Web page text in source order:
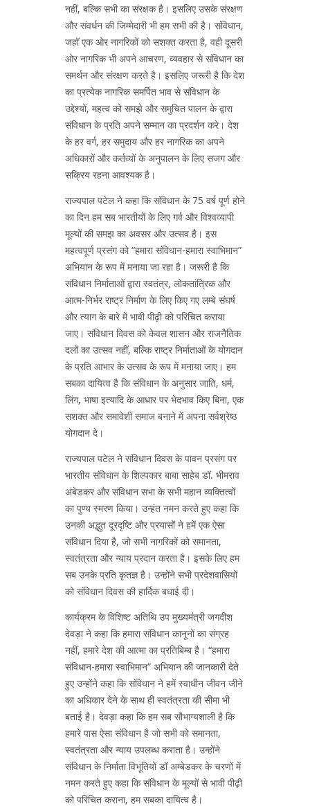
नहीं, बल्कि सभी का संरक्षक है। इसलिए उसके संरक्षण
और संवर्धन की जिम्मेदारी भी हम सभी की है। संविधान,
जहॉ एक ओर नागरिकों को सशक्त करता है, वही दूसरी
ओर नागरिक भी अपने आचरण, व्यवहार से संविधान का
समर्थन और संरक्षण करते है। इसलिए जरूरी है कि देश
का प्रत्येक नागरिक समर्पित भाव से संविधान के
उद्देश्यों, महत्व को समझे और समुचित पालन के द्वारा
संविधान के प्रति अपने सम्मान का प्रदर्शन करे। देश
के हर वर्ग, हर समुदाय और हर नागरिक का अपने
अधिकारों और कर्तव्यों के अनुपालन के लिए सजग और
सक्रिय रहना आवश्यक है।
राज्यपाल पटेल ने कहा कि संविधान के 75 वर्ष पूर्ण होने
का दिन हम सब भारतीयों के लिए गर्व और विश्वव्यापी
मूल्यों की समझ का अवसर और उत्सव है। इस
महत्वपूर्ण प्रसंग को “हमारा संविधान-हमारा स्वाभिमान”
अभियान के रूप में मनाया जा रहा है। जरूरी है कि
संविधान निर्माताओं द्वारा स्वतंत्र, लोकतांत्रिक और
आत्म-निर्भर राष्ट्र निर्माण के लिए किए गए लम्बे संघर्ष
और त्याग के बारे में भावी पीढ़ी को परिचित कराया
जाए। संविधान दिवस को केवल शासन और राजनैतिक
दलों का उत्सव नहीं, बल्कि राष्ट्र निर्माताओं के योगदान
के प्रति आभार के उत्सव के रूप में मनाया जाए। हम
सबका दायित्व है कि संविधान के अनुसार जाति, धर्म,
लिंग, भाषा इत्यादि के आधार पर भेदभाव किए बिना, एक
सशक्त और समावेशी समाज बनाने में अपना सर्वश्रेष्ठ
योगदान दे।
राज्यपाल पटेल ने संविधान दिवस के पावन प्रसंग पर
भारतीय संविधान के शिल्पकार बाबा साहेब डॉ. भीमराव
अंबेडकर और संविधान सभा के सभी महान व्यक्तित्वों
का पुण्य स्मरण किया। उन्हंत नमन करते हुए कहा कि
उनकी अद्भुत दूरदृष्टि और प्रयासों ने हमें एक ऐसा
संविधान दिया है, जो सभी नागरिकों को समानता,
स्वतंत्रता और न्याय प्रदान करता है। इसके लिए हम
सब उनके प्रति कृतज्ञ है। उन्होंने सभी प्रदेशवासियों
को संविधान दिवस की हार्दिक बधाई दी।
कार्यक्रम के विशिष्ट अतिथि उप मुख्यमंत्री जगदीश
देवड़ा ने कहा कि हमारा संविधान कानूनों का संग्रह
नहीं, हमारे देश की आत्मा का प्रतिबिम्ब है। “हमारा
संविधान-हमारा स्वाभिमान” अभियान की जानकारी देते
हुए उन्होंने कहा कि संविधान ने हमें स्वाधीन जीवन जीने
का अधिकार देने के साथ ही स्वतंत्रता की सीमा भी
बताई है। देवड़ा कहा कि हम सब सौभाग्यशाली है कि
हमारे पास ऐसा संविधान है जो सभी को समानता,
स्वतंत्रता और न्याय उपलब्ध कराता है। उन्होंने
संविधान के निर्माता विभूतियों डॉ अम्बेडकर के चरणों में
नमन करते हुए कहा कि संविधान के मूल्यों से भावी पीढ़ी
को परिचित कराना, हम सबका दायित्व है।